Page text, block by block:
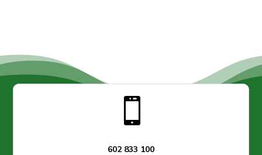
wybrać
produktu

602 833 100